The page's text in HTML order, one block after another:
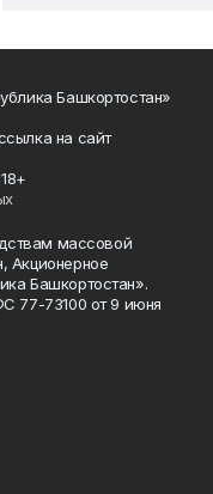
Башкортостан»
на сайт
массовой
Акционерное
Башкортостан».
77-73100 от 9 июня